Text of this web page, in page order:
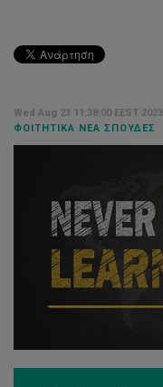
Wed Aug 23 11:38:00 EEST 2023
ΦΟΙΤΗΤΙΚΆ ΝΈΑ ΣΠΟΥΔΈΣ